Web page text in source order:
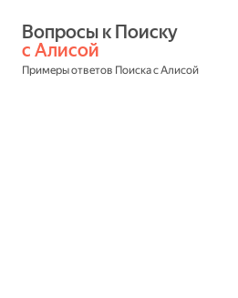
с Алисой
Примеры ответов Поиска с Алисой